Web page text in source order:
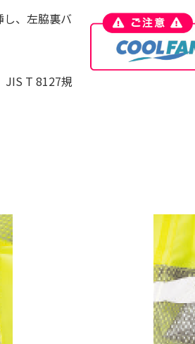
、左脇裏バ
JIS T 8127規